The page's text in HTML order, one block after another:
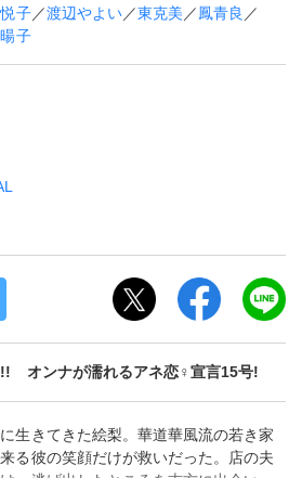
子／渡辺やよい／東克美 ／鳳青良 ／
子
!! オンナが濡れるアネ恋♀宣言15号!
生きてきた絵梨。華道華風流の若き家
る彼の笑顔だけが救いだった。店の夫